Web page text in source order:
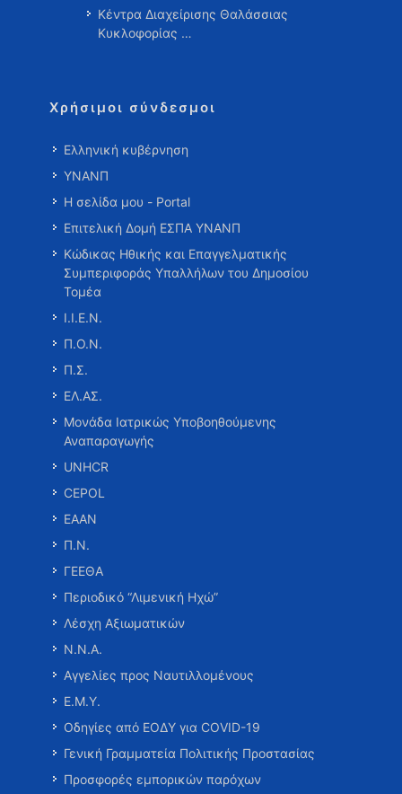
Κέντρα Διαχείρισης Θαλάσσιας
Κυκλοφορίας …
Χρήσιμοι σύνδεσμοι
Ελληνική κυβέρνηση
ΥΝΑΝΠ
Η σελίδα μου - Portal
Επιτελική Δομή ΕΣΠΑ ΥΝΑΝΠ
Κώδικας Ηθικής και Επαγγελματικής
Συμπεριφοράς Υπαλλήλων του Δημοσίου
Τομέα
Ι.Ι.Ε.Ν.
Π.Ο.Ν.
Π.Σ.
ΕΛ.ΑΣ.
Μονάδα Ιατρικώς Υποβοηθούμενης
Αναπαραγωγής
UNHCR
CEPOL
ΕΑΑΝ
Π.Ν.
ΓΕΕΘΑ
Περιοδικό “Λιμενική Ηχώ”
Λέσχη Αξιωματικών
Ν.Ν.Α.
Αγγελίες προς Ναυτιλλομένους
Ε.Μ.Υ.
Οδηγίες από ΕΟΔΥ για COVID-19
Γενική Γραμματεία Πολιτικής Προστασίας
Προσφορές εμπορικών παρόχων